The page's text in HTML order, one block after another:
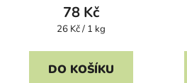
78 Kč
Měrná
26 Kč / 1 kg
DO KOŠÍKU